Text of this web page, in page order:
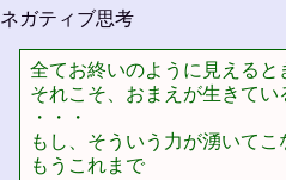
ネガティブ思考
全てお終いのように見えると
それこそ、おまえが生きてい
・・・
もし、そういう力が湧いてこ
もうこれまで